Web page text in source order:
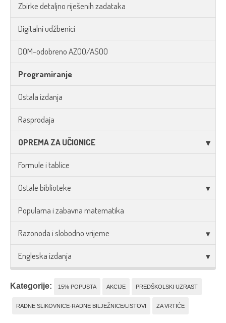
Zbirke detaljno riješenih zadataka
Digitalni udžbenici
DOM-odobreno AZOO/ASOO
Programiranje
Ostala izdanja
Rasprodaja
OPREMA ZA UČIONICE
Formule i tablice
Ostale biblioteke
Popularna i zabavna matematika
Razonoda i slobodno vrijeme
Engleska izdanja
Kategorije: 15% POPUSTA AKCIJE PREDŠKOLSKI UZRAST
RADNE SLIKOVNICE-RADNE BILJEŽNICE/LISTOVI ZA VRTIĆE